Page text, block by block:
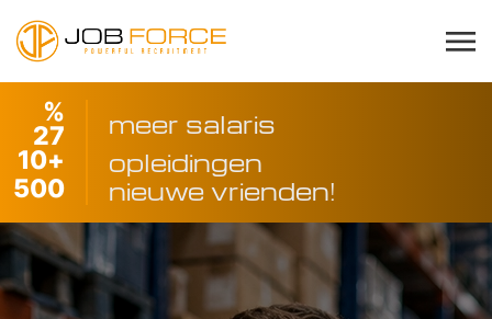
%
27
meer salaris
+
10
opleidingen
500
nieuwe vrienden!